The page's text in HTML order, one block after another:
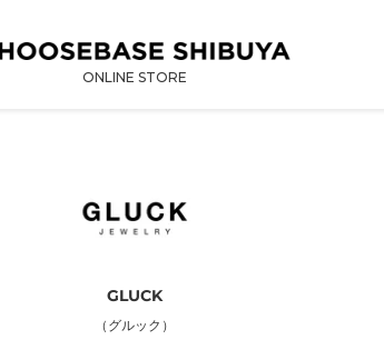
ONLINE STORE
GLUCK
（グルック）